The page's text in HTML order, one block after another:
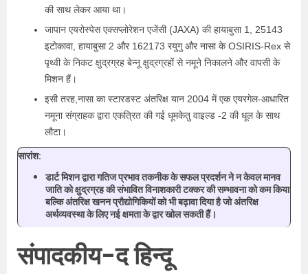
की साथ लेकर आया था।
जापान एयरोस्पेस एक्सप्लोरेशन एजेंसी (JAXA) की हायाबुसा 1, 25143
इटोकावा, हायाबुसा 2 और 162173 रयुगु और नासा के OSIRIS-Rex से
पृथ्वी के निकट क्षुद्रग्रह बेन्नू क्षुद्रग्रहों से नमूने निकालने और वापसी के
मिशन हैं।
इसी तरह,नासा का स्टारडस्ट अंतरिक्ष यान 2004 में एक एयरगेल-आधारित
नमूना संग्राहक द्वारा एकत्रित की गई धूमकेतु वाइल्ड -2 की धूल के साथ
लौटा।
सारांश:
डार्ट मिशन द्वारा गतिज प्रभाव तकनीक के सफल प्रदर्शन ने न केवल मानव
जाति को क्षुद्रग्रह की संभावित विनाशकारी टक्कर की सम्भावना को कम किया
बल्कि अंतरिक्ष खनन प्रौद्योगिकियों को भी बढ़ावा दिया है जो अंतरिक्ष
अर्थव्यवस्था के लिए नई क्षमता के द्वार खोल सकती हैं।
संपादकीय-द हिन्दू